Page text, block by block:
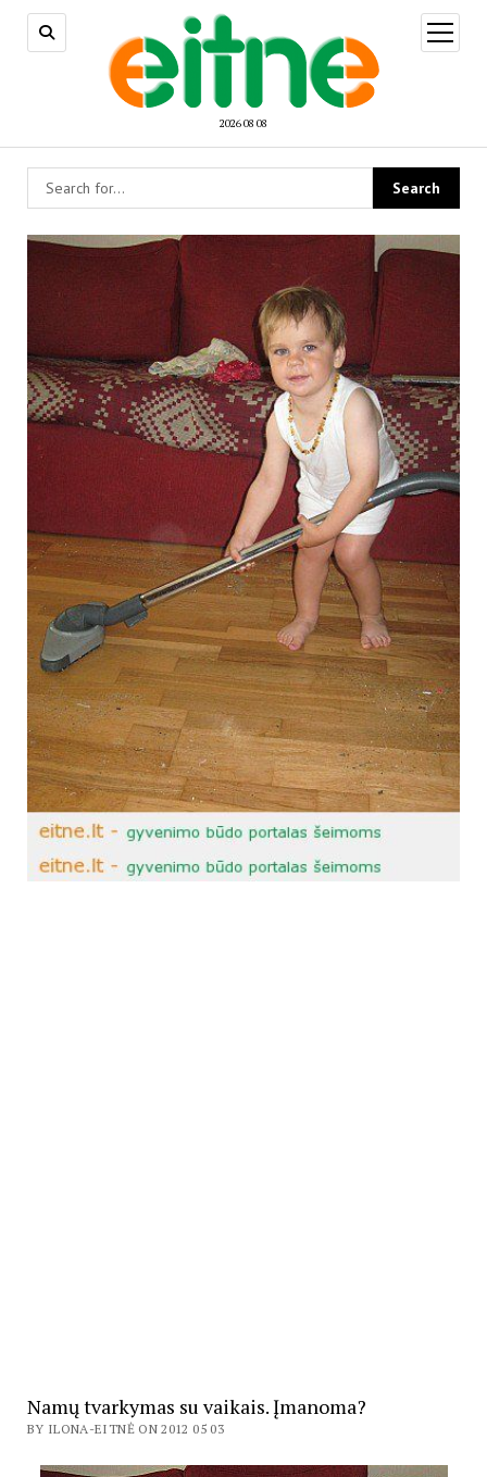
2026 08 08
open
menu
Namų tvarkymas su vaikais. Įmanoma?
BY ILONA-EITNĖ ON 2012 05 03